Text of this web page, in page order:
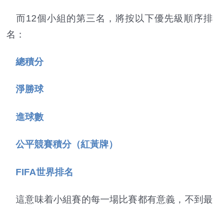
而12個小組的第三名，將按以下優先級順序排
名：
總積分
淨勝球
進球數
公平競賽積分（紅黃牌）
FIFA世界排名
這意味着小組賽的每一場比賽都有意義，不到最